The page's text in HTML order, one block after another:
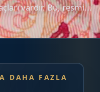
vardır. Bu, resmi...
DAHA FAZLA